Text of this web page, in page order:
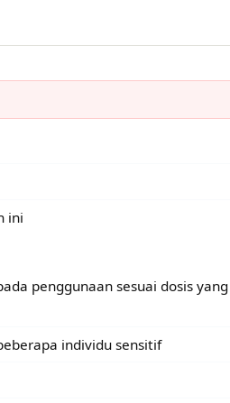
ini
penggunaan sesuai dosis yang
individu sensitif